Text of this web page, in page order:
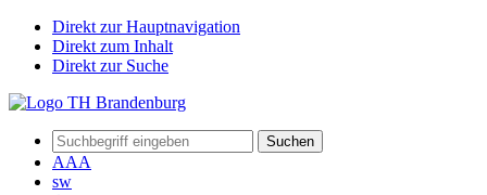
Direkt zur Hauptnavigation
Direkt zum Inhalt
Direkt zur Suche
Suchen
AAA
sw